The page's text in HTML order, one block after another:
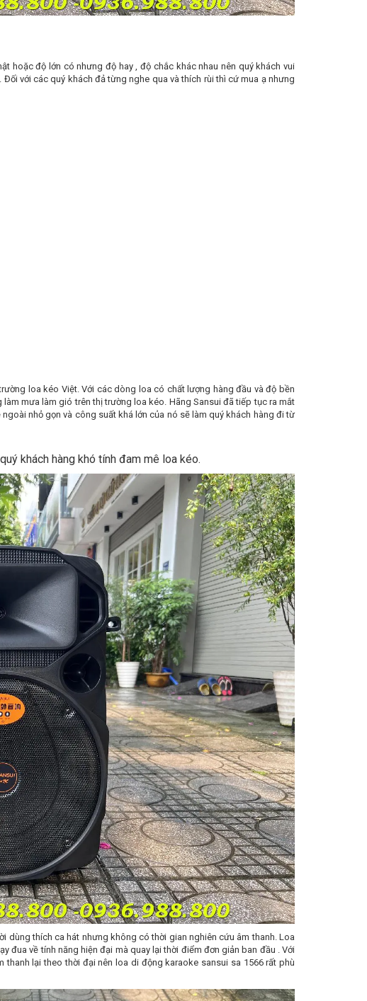
hoặc độ lớn có nhưng độ hay , độ chắc khác nhau nên quý khách vui
với các quý khách đả từng nghe qua và thích rùi thì cứ mua ạ nhưng
loa kéo Việt. Với các dòng loa có chất lượng hàng đầu và độ bền
mưa làm gió trên thị trường loa kéo. Hãng Sansui đã tiếp tục ra mắt
nhỏ gọn và công suất khá lớn của nó sẽ làm quý khách hàng đi từ
khách hàng khó tính đam mê loa kéo.
dùng thích ca hát nhưng không có thời gian nghiên cứu âm thanh. Loa
đua về tính năng hiện đại mà quay lại thời điểm đơn giản ban đầu . Với
lại theo thời đại nên loa di động karaoke sansui sa 1566 rất phù